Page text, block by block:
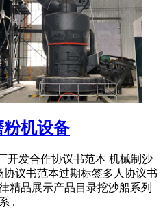
机设备
开发合作协议书范本 机械制沙
议书范本过期标签多人协议书
精品展示产品目录挖沙船系列
.